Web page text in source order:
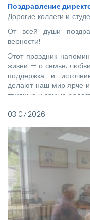
Поздравление
Дорогие коллеги и
От всей души
верности!
Этот праздник
жизни — о семье,
поддержка и
делают наш мир ярче
трудные и самые
03.07.2026